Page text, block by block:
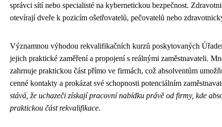
správci sítí nebo specialisté na kybernetickou bezpečnost.
otevírají dveře k pozicím ošetřovatelů, pečovatelů nebo
Významnou výhodou rekvalifikačních kurzů poskytovaných
jejich praktické zaměření a propojení s reálnými zaměstnavateli.
zahrnuje praktickou část přímo ve firmách, což absolventům
cenné kontakty a prokázat své schopnosti potenciálním
stává, že uchazeči získají pracovní nabídku právě od firmy, kde
praktickou část rekvalifikace.